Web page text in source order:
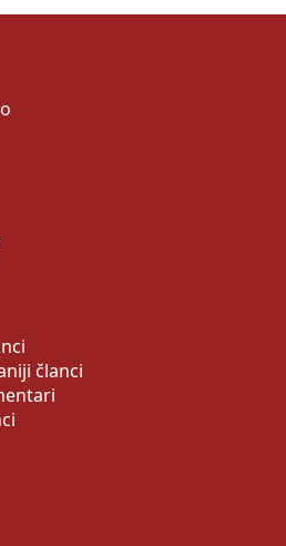
članci